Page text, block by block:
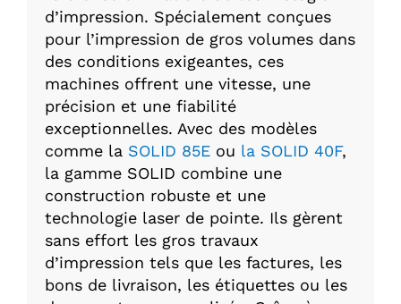
d’impression. Spécialement conçues
pour l’impression de gros volumes dans
des conditions exigeantes, ces
machines offrent une vitesse, une
précision et une fiabilité
exceptionnelles. Avec des modèles
comme la SOLID 85Eou la SOLID 40F,
la gamme SOLID combine une
construction robuste et une
technologie laser de pointe. Ils gèrent
sans effort les gros travaux
d’impression tels que les factures, les
bons de livraison, les étiquettes ou les